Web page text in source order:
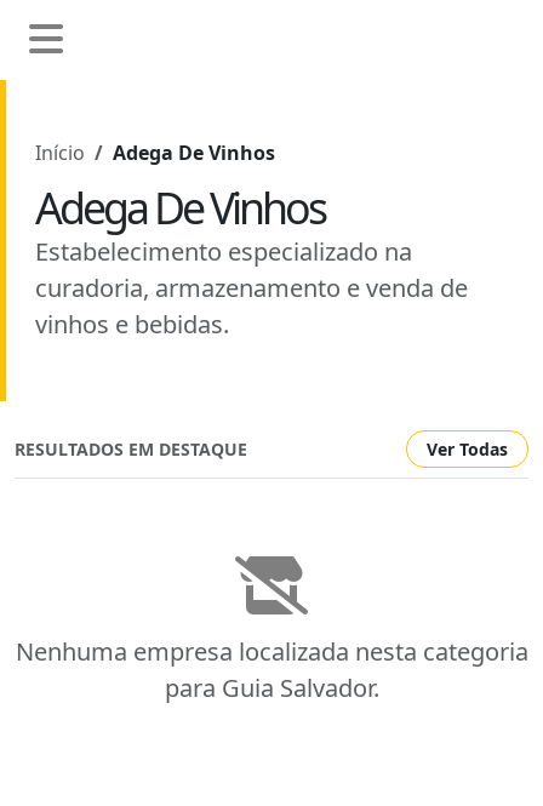
Início Adega De Vinhos
Adega De Vinhos
Estabelecimento especializado na
curadoria, armazenamento e venda de
vinhos e bebidas.
RESULTADOS EM DESTAQUE Ver Todas
Nenhuma empresa localizada nesta categoria
para Guia Salvador.